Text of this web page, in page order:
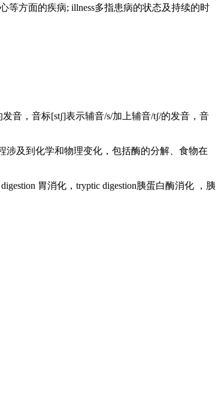
等方面的疾病; illness多指患病的状态及持续的时
音，音标[stʃ]表示辅音/s/加上辅音/tʃ/的发音，音
涉及到化学和物理变化，包括酶的分解、食物在
胃消化，tryptic digestion胰蛋白酶消化 ，胰